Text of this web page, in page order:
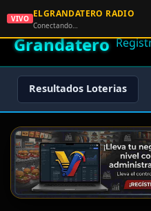
🌟 El
Grandatero
Resultados Loterias
VIVO ELGRANDATERO RADIO
Conectando…